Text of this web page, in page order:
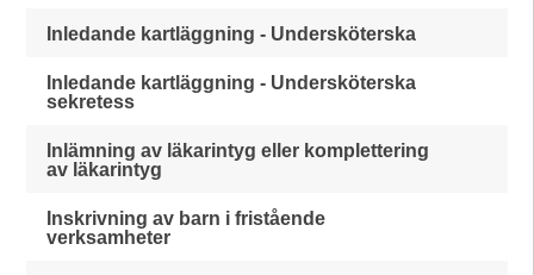
Inledande kartläggning - Undersköterska
Inledande kartläggning - Undersköterska
sekretess
Inlämning av läkarintyg eller komplettering
av läkarintyg
Inskrivning av barn i fristående
verksamheter